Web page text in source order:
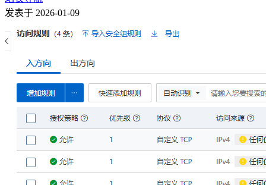
发表于 2026-01-09